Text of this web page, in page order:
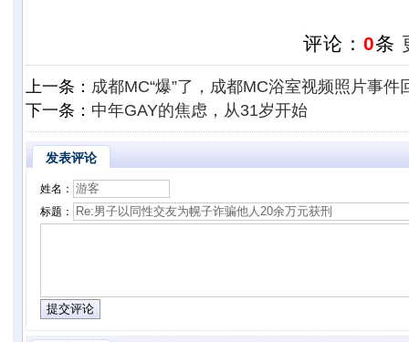
评论： 0条
上一条： 成都MC“爆”了，成都MC浴室视频照片事件
下一条： 中年GAY的焦虑，从31岁开始
发表评论
姓名：
标题：